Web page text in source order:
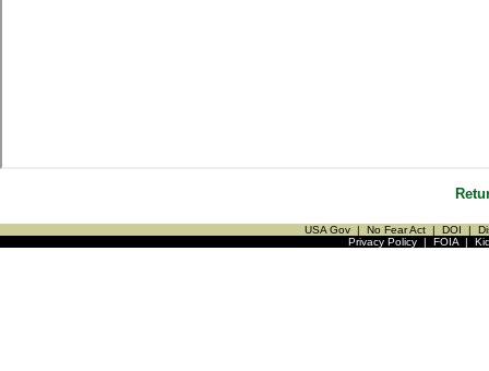
USA Gov | No Fear Act | DOI |
Privacy Policy| FOIA|